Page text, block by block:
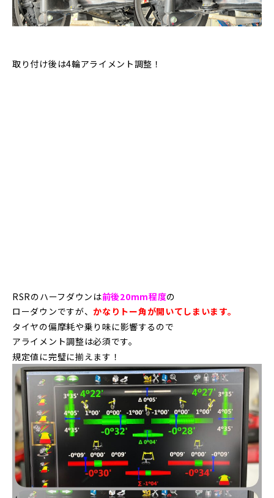
取り付け後は4輪アライメント調整！
RSRのハーフダウンは前後20mm程度の
ローダウンですが、 かなりトー角が開いてしまいます。
タイヤの偏摩耗や乗り味に影響するので
アライメント調整は必須です。
規定値に完璧に揃えます！